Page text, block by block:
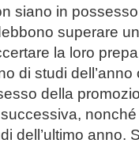
siano in
superare
la loro
di studi
della
dell’ultimo anno.